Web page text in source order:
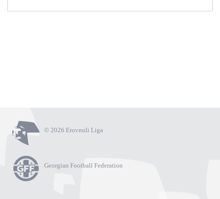
© 2026 Erovnuli Liga
Georgian Football Federation